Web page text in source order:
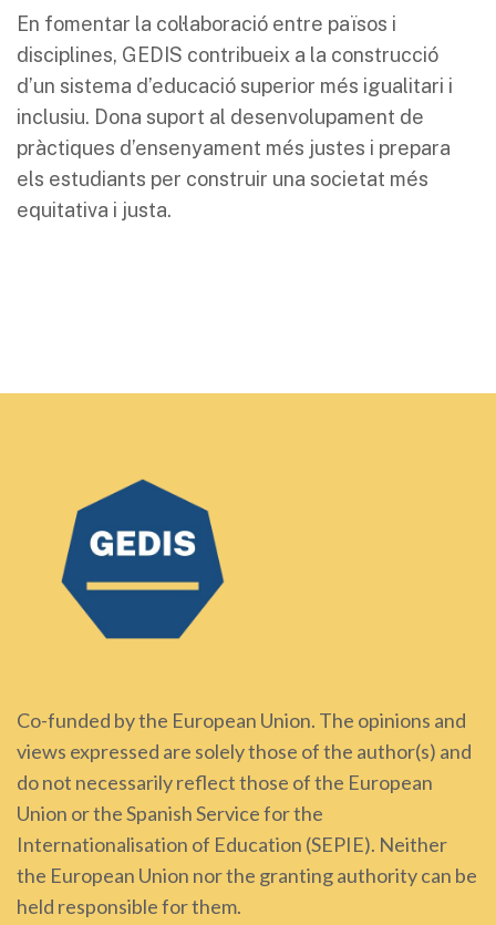
En fomentar la col·laboració entre països i
disciplines, GEDIS contribueix a la construcció
d’un sistema d’educació superior més igualitari i
inclusiu. Dona suport al desenvolupament de
pràctiques d’ensenyament més justes i prepara
els estudiants per construir una societat més
equitativa i justa.
Co-funded by the European Union. The opinions and
views expressed are solely those of the author(s) and
do not necessarily reflect those of the European
Union or the Spanish Service for the
Internationalisation of Education (SEPIE). Neither
the European Union nor the granting authority can be
held responsible for them.